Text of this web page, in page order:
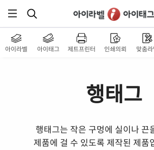
아이라벨 아이태그 제트프린터 인쇄의뢰 맞춤라
행태그
행태그는 작은 구멍에 실이나 끈
제품에 걸 수 있도록 제작된 제품